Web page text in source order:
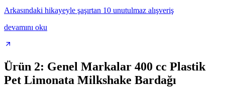
Arkasındaki hikayeyle şaşırtan 10 unutulmaz alışveriş
devamını oku
Ürün 2: Genel Markalar 400 cc Plastik
Pet Limonata Milkshake Bardağı